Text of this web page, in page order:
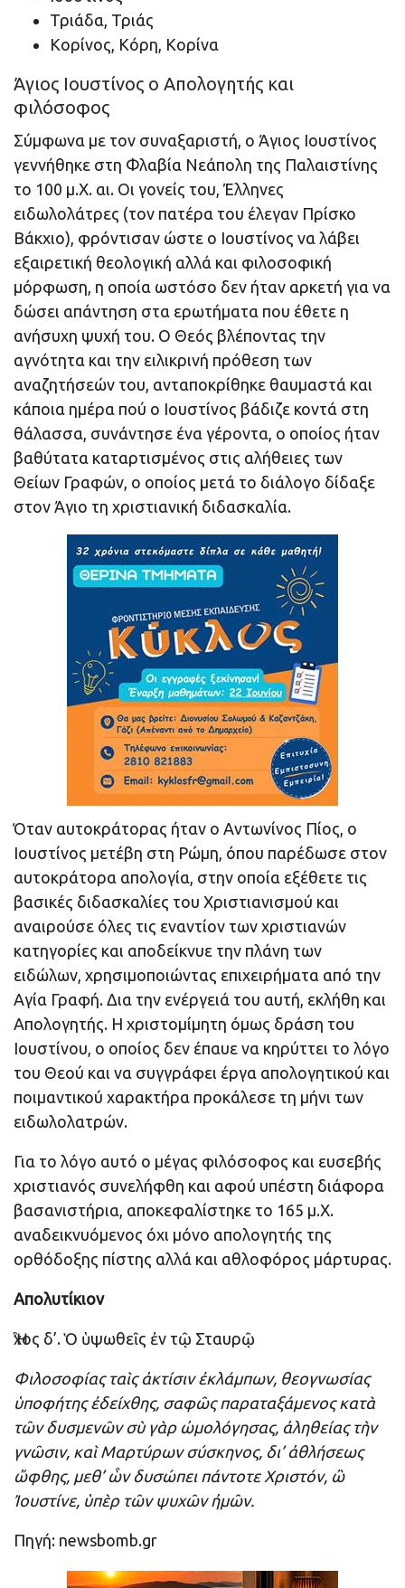
Τριάδα, Τριάς
Κορίνος, Κόρη, Κορίνα
Άγιος Ιουστίνος ο Απολογητής και
φιλόσοφος
Σύμφωνα με τον συναξαριστή, ο Άγιος Ιουστίνος
γεννήθηκε στη Φλαβία Νεάπολη της Παλαιστίνης
το 100 μ.X. αι. Οι γονείς του, Έλληνες
ειδωλολάτρες (τον πατέρα του έλεγαν Πρίσκο
Βάκχιο), φρόντισαν ώστε ο Ιουστίνος να λάβει
εξαιρετική θεολογική αλλά και φιλοσοφική
μόρφωση, η οποία ωστόσο δεν ήταν αρκετή για να
δώσει απάντηση στα ερωτήματα που έθετε η
ανήσυχη ψυχή του. Ο Θεός βλέποντας την
αγνότητα και την ειλικρινή πρόθεση των
αναζητήσεών του, ανταποκρίθηκε θαυμαστά και
κάποια ημέρα πού ο Ιουστίνος βάδιζε κοντά στη
θάλασσα, συνάντησε ένα γέροντα, ο οποίος ήταν
βαθύτατα καταρτισμένος στις αλήθειες των
Θείων Γραφών, ο οποίος μετά το διάλογο δίδαξε
στον Άγιο τη χριστιανική διδασκαλία.
Όταν αυτοκράτορας ήταν ο Αντωνίνος Πίος, ο
Ιουστίνος μετέβη στη Ρώμη, όπου παρέδωσε στον
αυτοκράτορα απολογία, στην οποία εξέθετε τις
βασικές διδασκαλίες του Χριστιανισμού και
αναιρούσε όλες τις εναντίον των χριστιανών
κατηγορίες και αποδείκνυε την πλάνη των
ειδώλων, χρησιμοποιώντας επιχειρήματα από την
Αγία Γραφή. Δια την ενέργειά του αυτή, εκλήθη και
Απολογητής. Η χριστομίμητη όμως δράση του
Ιουστίνου, ο οποίος δεν έπαυε να κηρύττει το λόγο
του Θεού και να συγγράφει έργα απολογητικού και
ποιμαντικού χαρακτήρα προκάλεσε τη μήνι των
ειδωλολατρών.
Για το λόγο αυτό ο μέγας φιλόσοφος και ευσεβής
χριστιανός συνελήφθη και αφού υπέστη διάφορα
βασανιστήρια, αποκεφαλίστηκε το 165 μ.X.
αναδεικνυόμενος όχι μόνο απολογητής της
ορθόδοξης πίστης αλλά και αθλοφόρος μάρτυρας.
Απολυτίκιον
Ἦχος δ’. Ὁ ὑψωθεῖς ἐν τῷ Σταυρῷ
Φιλοσοφίας ταὶς ἀκτίσιν ἐκλάμπων, θεογνωσίας
ὑποφήτης ἐδείχθης, σαφῶς παραταξάμενος κατὰ
τῶν δυσμενῶν σὺ γὰρ ὠμολόγησας, ἀληθείας τὴν
γνῶσιν, καὶ Μαρτύρων σύσκηνος, δι’ ἀθλήσεως
ὤφθης, μεθ’ ὧν δυσώπει πάντοτε Χριστόν, ὢ
Ἰουστίνε, ὑπὲρ τῶν ψυχῶν ἠμῶν.
Πηγή: newsbomb.gr